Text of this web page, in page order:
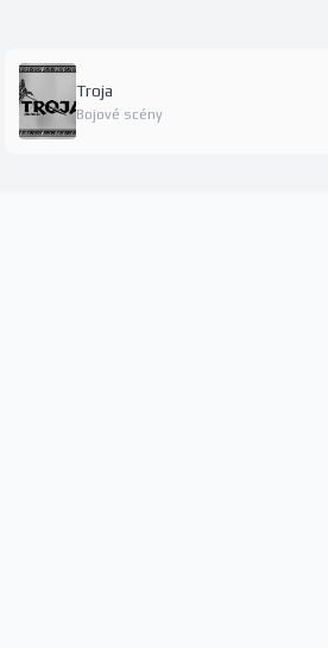
Troja
Bojové scény